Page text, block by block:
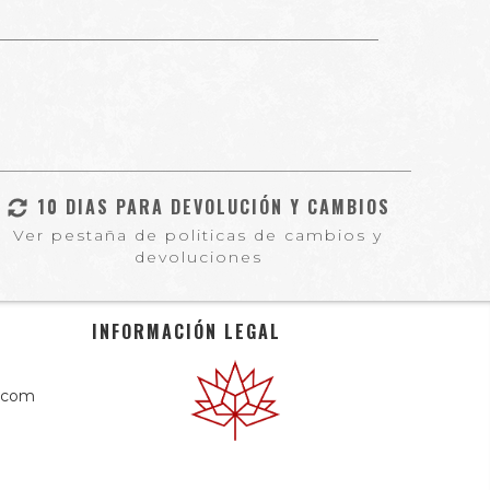
10 DIAS PARA DEVOLUCIÓN Y CAMBIOS
Ver pestaña de politicas de cambios y
devoluciones
INFORMACIÓN LEGAL